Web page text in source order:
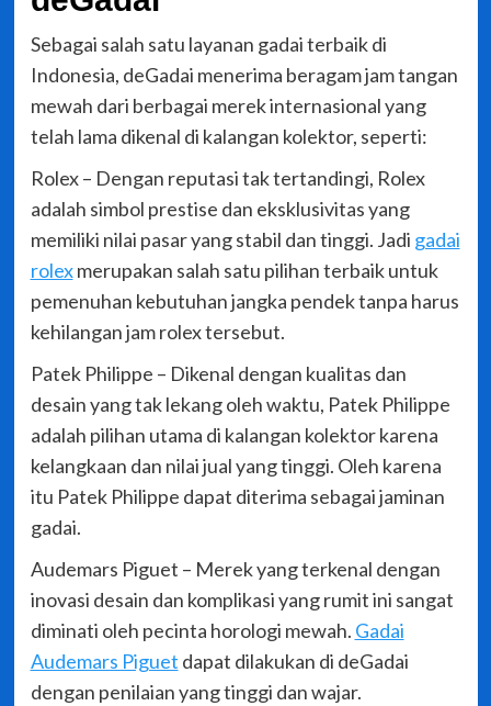
Sebagai salah satu layanan gadai terbaik di
Indonesia, deGadai menerima beragam jam tangan
mewah dari berbagai merek internasional yang
telah lama dikenal di kalangan kolektor, seperti:
Rolex – Dengan reputasi tak tertandingi, Rolex
adalah simbol prestise dan eksklusivitas yang
memiliki nilai pasar yang stabil dan tinggi. Jadi gadai
rolexmerupakan salah satu pilihan terbaik untuk
pemenuhan kebutuhan jangka pendek tanpa harus
kehilangan jam rolex tersebut.
Patek Philippe – Dikenal dengan kualitas dan
desain yang tak lekang oleh waktu, Patek Philippe
adalah pilihan utama di kalangan kolektor karena
kelangkaan dan nilai jual yang tinggi. Oleh karena
itu Patek Philippe dapat diterima sebagai jaminan
gadai.
Audemars Piguet – Merek yang terkenal dengan
inovasi desain dan komplikasi yang rumit ini sangat
diminati oleh pecinta horologi mewah. Gadai
Audemars Piguet dapat dilakukan di deGadai
dengan penilaian yang tinggi dan wajar.